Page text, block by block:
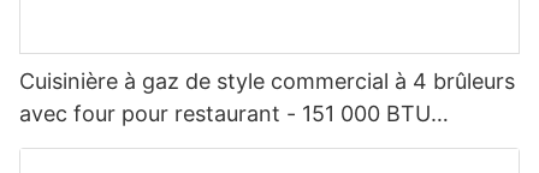
Cuisinière à gaz de style commercial à 4 brûleurs
avec four pour restaurant - 151 000 BTU
(RGR24)